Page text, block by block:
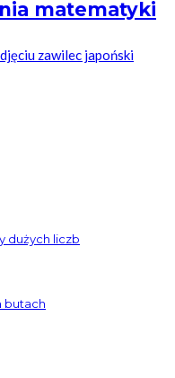
matematyki
dużych liczb
butach